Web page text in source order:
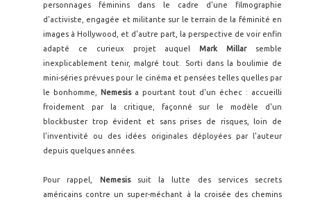
personnages féminins dans le cadre d'une filmographie
d'activiste, engagée et militante sur le terrain de la féminité en
images à Hollywood, et d'autre part, la perspective de voir enfin
adapté ce curieux projet auquelMark Millarsemble
inexplicablement tenir, malgré tout. Sorti dans la boulimie de
mini-séries prévues pour le cinéma et pensées telles quelles par
le bonhomme,
Nemesisa pourtant tout d'un échec : accueilli
froidement par la critique, façonné sur le modèle d'un
blockbuster trop évident et sans prises de risques, loin de
l'inventivité ou des idées originales déployées par l'auteur
depuis quelques années.
Pour rappel, Nemesissuit la lutte des services secrets
américains contre un super-méchant à la croisée des chemins